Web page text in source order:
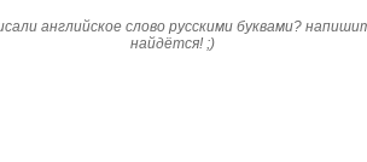
английское слово русскими буквами?
найдётся! ;)